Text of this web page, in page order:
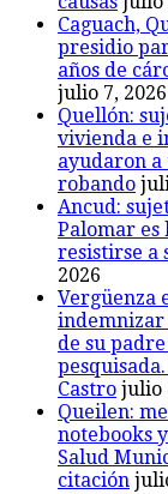
Caguach,
presidio
años de
julio 7, 2026
Quellón:
vivienda e
ayudaron a
robando
Ancud:
Palomar
resistirse a
2026
Vergüenza
indemnizar
de su
Castro julio
Queilen:
notebooks
Salud
citación